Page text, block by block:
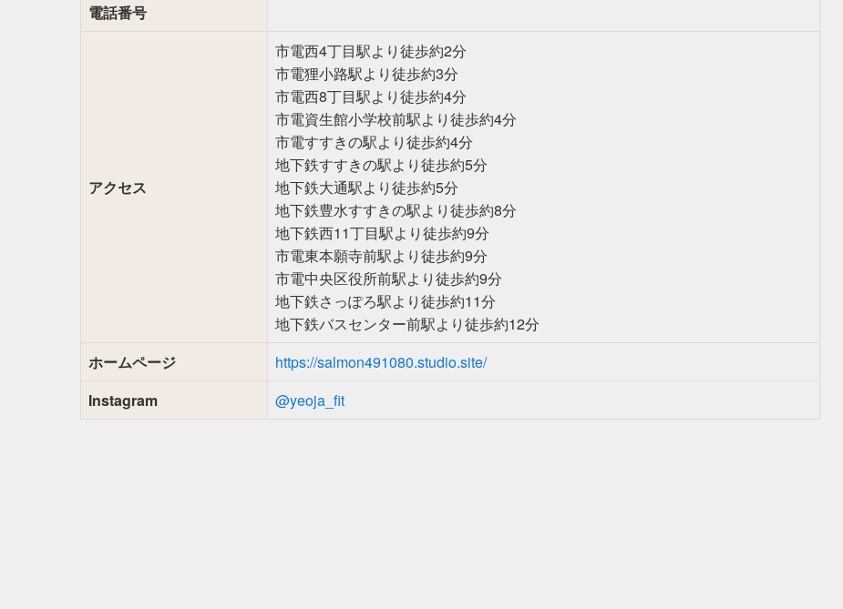
電話番号
アクセス
市電西4丁目駅より徒歩約2分
市電狸小路駅より徒歩約3分
市電西8丁目駅より徒歩約4分
市電資生館小学校前駅より徒歩約4分
市電すすきの駅より徒歩約4分
地下鉄すすきの駅より徒歩約5分
地下鉄大通駅より徒歩約5分
地下鉄豊水すすきの駅より徒歩約8分
地下鉄西11丁目駅より徒歩約9分
市電東本願寺前駅より徒歩約9分
市電中央区役所前駅より徒歩約9分
地下鉄さっぽろ駅より徒歩約11分
地下鉄バスセンター前駅より徒歩約12分
ホームページ
https://salmon491080.studio.site/
Instagram
@yeoja_fit